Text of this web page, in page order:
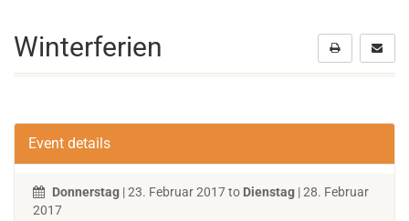
Winterferien
Event details
Donnerstag | 23. Februar 2017 to Dienstag | 28. Februar
2017